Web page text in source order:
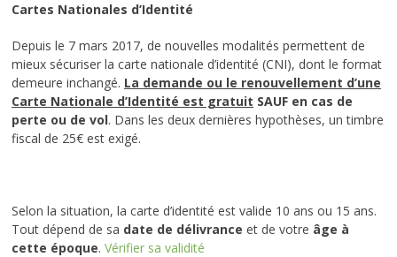
Cartes Nationales d’Identité
Depuis le 7 mars 2017, de nouvelles modalités permettent de
mieux sécuriser la carte nationale d’identité (CNI), dont le format
demeure inchangé. La demande ou le renouvellement d’une
Carte Nationale d’Identité est gratuit SAUF en cas de
perte ou de vol. Dans les deux dernières hypothèses, un timbre
fiscal de 25€ est exigé.
Selon la situation, la carte d’identité est valide 10 ans ou 15 ans.
Tout dépend de sa date de délivrance et de votre âge à
cette époque.Vérifier sa validité